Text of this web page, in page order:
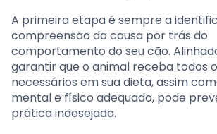
A primeira etapa é sempre a
compreensão da causa por trás do
comportamento do seu cão.
garantir que o animal receba todos
necessários em sua dieta, assim
mental e físico adequado, pode
prática indesejada.